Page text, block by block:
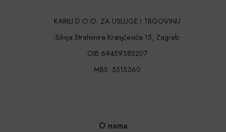
KARILI D.O.O. ZA USLUGE I TRGOVINU
Silvija Strahimira Kranjčevića 15, Zagreb
OIB 69459385207
MBS: 5515360
O nama